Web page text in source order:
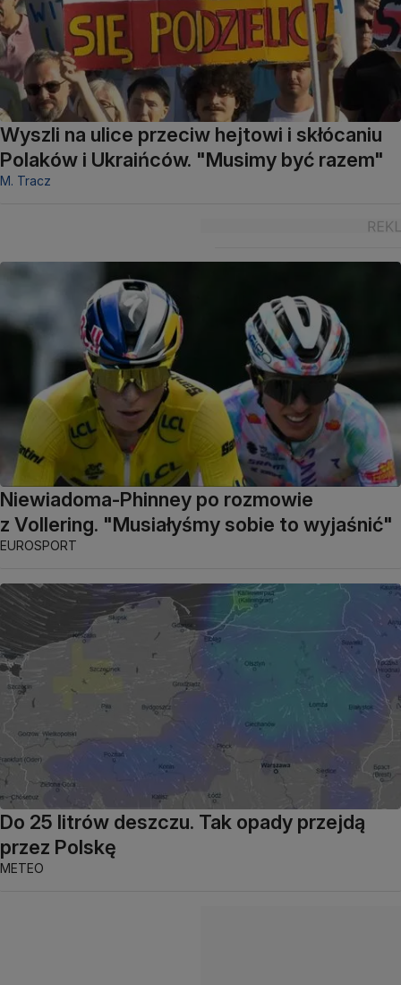
Wyszli na ulice przeciw hejtowi i skłócaniu
Polaków i Ukraińców. "Musimy być razem"
M. Tracz
Niewiadoma-Phinney po rozmowie
z Vollering. "Musiałyśmy sobie to wyjaśnić"
EUROSPORT
Do 25 litrów deszczu. Tak opady przejdą
przez Polskę
METEO